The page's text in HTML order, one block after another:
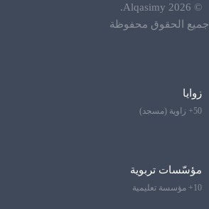
©
2026
Alqasimy
.
جميع الحقوق محفوظة
زوايا
50+ زاوية (مسجد)
مؤسّسات تربوية
10+ مؤسسة تعليمية